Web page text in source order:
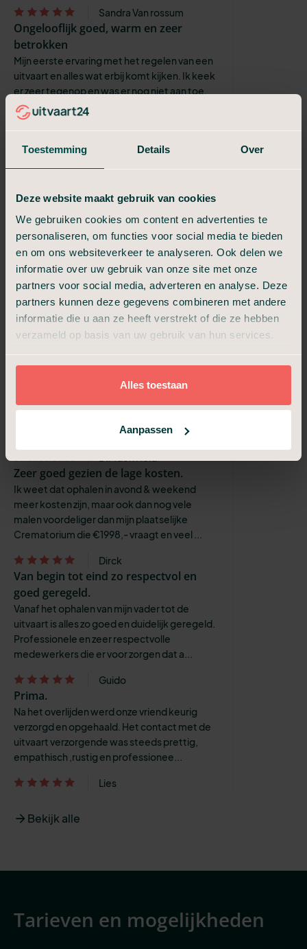
Toestemming Details Over
Deze website maakt gebruik van cookies
We gebruiken cookies om content en advertenties te
personaliseren, om functies voor social media te bieden
en om ons websiteverkeer te analyseren. Ook delen we
informatie over uw gebruik van onze site met onze
partners voor social media, adverteren en analyse. Deze
partners kunnen deze gegevens combineren met andere
informatie die u aan ze heeft verstrekt of die ze hebben
verzameld op basis van uw gebruik van hun services.
Alles toestaan
Aanpassen
Sandra Van rossum
Ongelooflijk goed, warm en zeer
betrokken
Mijn eerste ervaring met het regelen van een
uitvaart en alles wat erbij komt kijken. Ik keek
er zeer tegenop en was er nog niet aan toe.
Na het overlijden van ...
10
Voelde als warm, begripvol en een
luisterend oor.
Vanaf begin tot en met einde van de
verzorging uitvaart was het perfect geregeld.
Romy Sijffers
Fijn bedrijf, duidelijk en overzichtelijk
en correct.
Alles is, in overleg, goed geregeld, ook
Door dat de zaken goed zijn afgehandeld
berustende afsluiting maken.
Zeer goed gezien de lage kosten.
Ik weet dat ophalen in avond & weekend
meer kosten zijn, maar ook dan nog vele
malen voordeliger dan mijn plaatselijke
Crematorium die €1998,- vraagt en veel ...
Dirck
Van begin tot eind zo respectvol en
goed geregeld.
Vanaf het ophalen van mijn vader tot de
uitvaart is alles zo goed en duidelijk geregeld.
Professionele en zeer respectvolle
medewerkers die er voor zorgen dat a...
Guido
Prima.
Na het overlijden werd onze vriend keurig
verzorgd en opgehaald. Het contact met de
uitvaart verzorgende was steeds prettig,
empathisch ,rustig en professionee...
Lies
Bekijk alle
Tarieven en mogelijkheden